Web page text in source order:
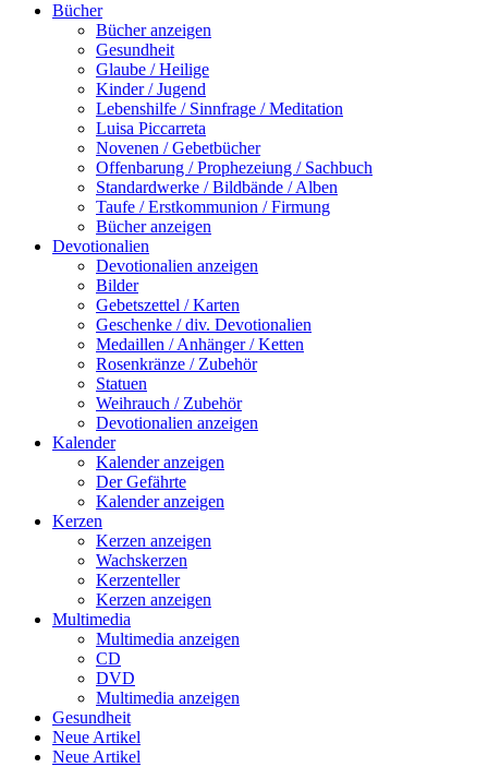
Bücher
Bücher anzeigen
Gesundheit
Glaube / Heilige
Kinder / Jugend
Lebenshilfe / Sinnfrage / Meditation
Luisa Piccarreta
Novenen / Gebetbücher
Offenbarung / Prophezeiung / Sachbuch
Standardwerke / Bildbände / Alben
Taufe / Erstkommunion / Firmung
Bücher anzeigen
Devotionalien
Devotionalien anzeigen
Bilder
Gebetszettel / Karten
Geschenke / div. Devotionalien
Medaillen / Anhänger / Ketten
Rosenkränze / Zubehör
Statuen
Weihrauch / Zubehör
Devotionalien anzeigen
Kalender
Kalender anzeigen
Der Gefährte
Kalender anzeigen
Kerzen
Kerzen anzeigen
Wachskerzen
Kerzenteller
Kerzen anzeigen
Multimedia
Multimedia anzeigen
CD
DVD
Multimedia anzeigen
Gesundheit
Neue Artikel
Neue Artikel